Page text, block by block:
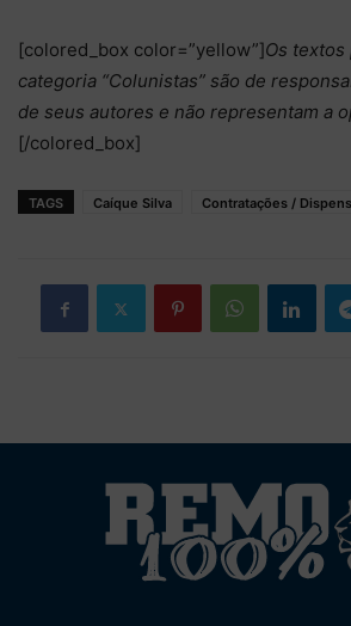
[colored_box color=”yellow”]Os textos
categoria “Colunistas” são de
de seus autores e não representam a
[/colored_box]
TAGS Caíque Silva Contratações /